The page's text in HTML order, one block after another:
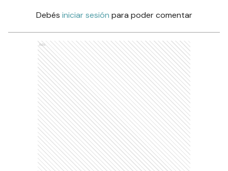
Debés iniciar sesión para poder comentar
Ads